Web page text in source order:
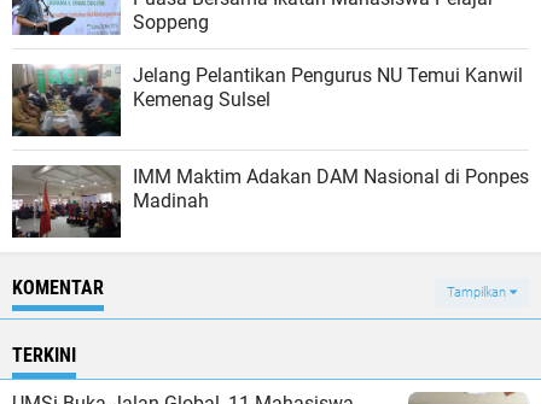
Soppeng
Jelang Pelantikan Pengurus NU Temui Kanwil
Kemenag Sulsel
IMM Maktim Adakan DAM Nasional di Ponpes
Madinah
KOMENTAR Tampilkan
TERKINI